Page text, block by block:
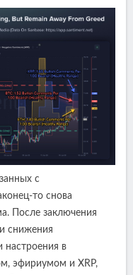
с
то снова
После заключения
снижения
настроения в
эфириумом и XRP,